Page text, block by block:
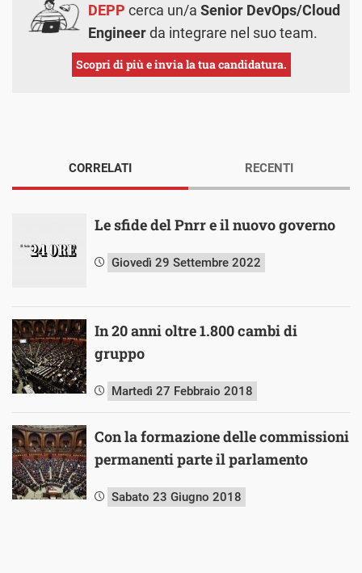
DEPP cerca un/a Senior DevOps/Cloud
Engineerda integrare nel suo team.
Scopri di più e invia la tua candidatura.
CORRELATI
Le sfide del Pnrr e il nuovo governo
Giovedì 29 Settembre 2022
In 20 anni oltre 1.800 cambi di
gruppo
Martedì 27 Febbraio 2018
Con la formazione delle commissioni
permanenti parte il parlamento
Sabato 23 Giugno 2018
RECENTI